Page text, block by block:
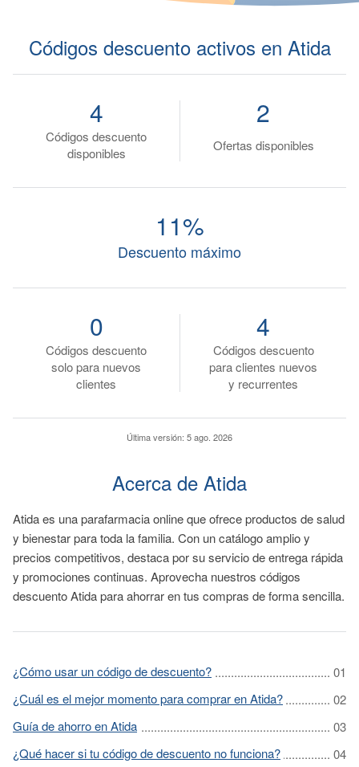
Códigos descuento activos en Atida
Códigos descuento
disponibles
4
Ofertas disponibles
2
Descuento máximo
11%
Códigos descuento
solo para nuevos
clientes
0
Códigos descuento
para clientes nuevos
y recurrentes
4
Última versión: 5 ago. 2026
Acerca de Atida
Atida es una parafarmacia online que ofrece productos de salud
y bienestar para toda la familia. Con un catálogo amplio y
precios competitivos, destaca por su servicio de entrega rápida
y promociones continuas. Aprovecha nuestros códigos
descuento Atida para ahorrar en tus compras de forma sencilla.
¿Cómo usar un código de descuento?
¿Cuál es el mejor momento para comprar en Atida?
Guía de ahorro en Atida
¿Qué hacer si tu código de descuento no funciona?